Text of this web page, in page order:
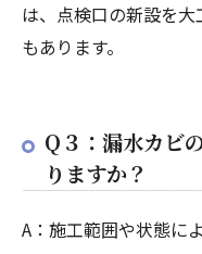
は、点検口の新設を
もあります。
Q３：漏水カビ
りますか？
A：施工範囲や状態に